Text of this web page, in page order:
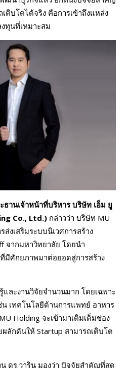
ติบโตได้จริง คือการเข้าถึงแหล่ง
ทุนที่เหมาะสม
านเจ้าหน้าที่บริหาร บริษัท เอ็ม ยู
Co., Ltd.) กล่าวว่า บริษัท MU
งเสริมระบบนิเวศการสร้าง
จากมหาวิทยาลัย โดยนำ
มีศักยภาพมาต่อยอดสู่การสร้าง
ละงานวิจัยจำนวนมาก โดยเฉพาะ
เทคโนโลยีด้านการแพทย์ อาหาร
Holding จะเข้ามาเติมเต็มช่อง
ผลักดันให้ Startup สามารถเติบโต
ดร.วาริน มองว่า ปัจจัยสำคัญที่สุด